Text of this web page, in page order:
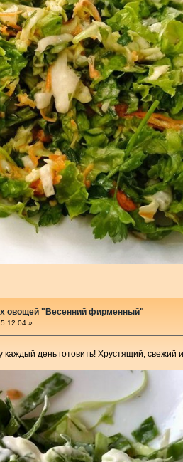
овощей "Весенний фирменный"
12:04 »
каждый день готовить! Хрустящий,